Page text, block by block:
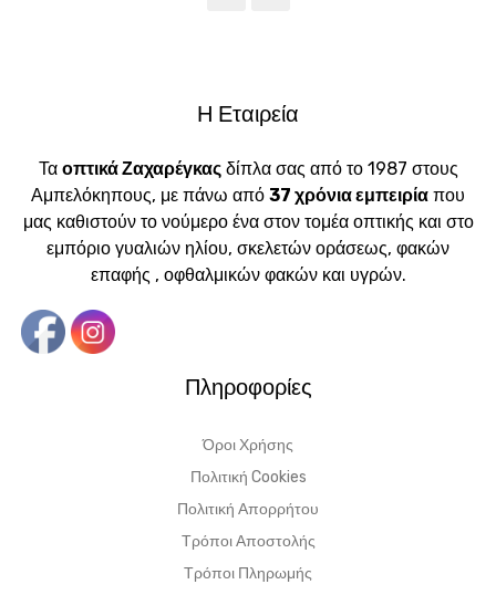
Η Εταιρεία
Τα οπτικά Ζαχαρέγκαςδίπλα σας από το 1987 στους
Αμπελόκηπους, με πάνω από 37 χρόνια εμπειρία που
μας καθιστούν το νούμερο ένα στον τομέα οπτικής και στο
εμπόριο γυαλιών ηλίου, σκελετών οράσεως, φακών
επαφής , οφθαλμικών φακών και υγρών.
Πληροφορίες
Όροι Χρήσης
Πολιτική Cookies
Πολιτική Απορρήτου
Τρόποι Αποστολής
Τρόποι Πληρωμής